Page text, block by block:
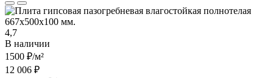
4,7
В наличии
1500 ₽/м²
12 006 ₽